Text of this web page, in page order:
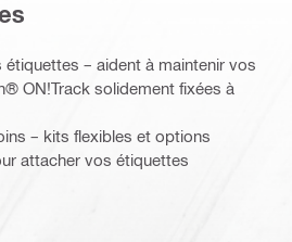
– aident à maintenir vos
ON!Track solidement fixées à
– kits flexibles et options
attacher vos étiquettes